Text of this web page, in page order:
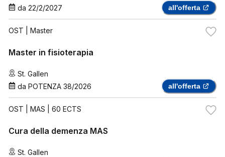
da 22/2/2027 all'offerta
OST | Master
Master in fisioterapia
St. Gallen
da POTENZA 38/2026 all'offerta
OST | MAS | 60 ECTS
Cura della demenza MAS
St. Gallen